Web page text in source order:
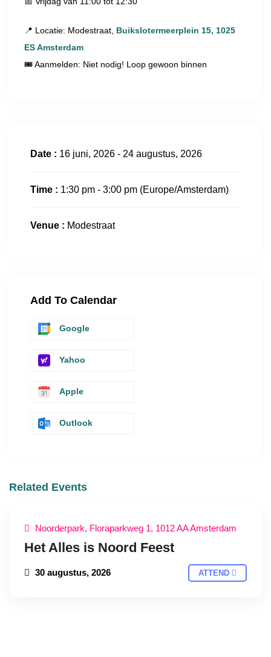
📍 Locatie: Modestraat, Buikslotermeerplein 15, 1025
ES Amsterdam
🎟 Aanmelden: Niet nodig! Loop gewoon binnen
Date : 16 juni, 2026 - 24 augustus, 2026
Time : 1:30 pm - 3:00 pm (Europe/Amsterdam)
Venue : Modestraat
Add To Calendar
Google
Yahoo
Apple
Outlook
Related Events
Noorderpark, Floraparkweg 1, 1012 AA Amsterdam
Het Alles is Noord Feest
30 augustus, 2026 ATTEND